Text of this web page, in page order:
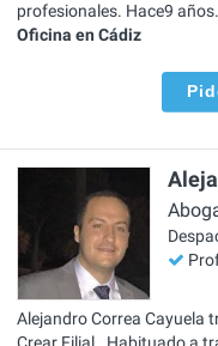
profesionales. Hace9
Oficina en Cádiz
Alejandro Correa Cayuela
Crear Filial . Habituado a